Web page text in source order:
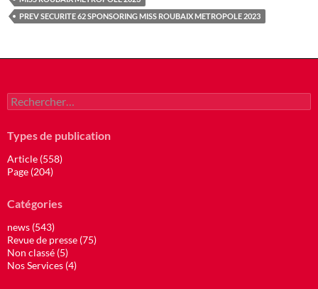
PREV SECURITE 62 SPONSORING MISS ROUBAIX METROPOLE 2023
Rechercher :
Types de publication
Article (558)
Page (204)
Catégories
news (543)
Revue de presse (75)
Non classé (5)
Nos Services (4)